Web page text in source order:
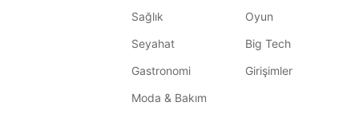
Sağlık
Seyahat
Gastronomi
Moda & Bakım
Oyun
Big Tech
Girişimler